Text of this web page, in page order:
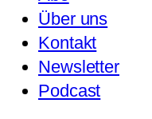
Über uns
Kontakt
Newsletter
Podcast